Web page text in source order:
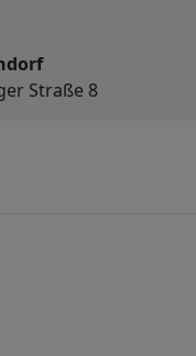
Straße 8